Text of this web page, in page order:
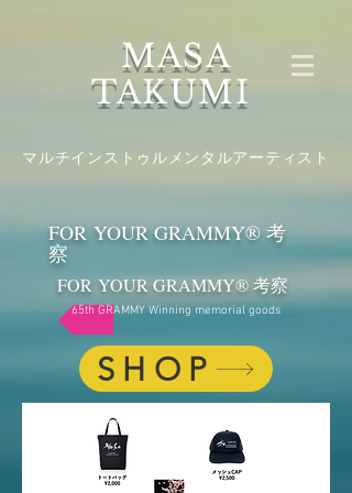
MASA
TAKUMI
マルチインストゥルメンタルアーティスト
FOR YOUR GRAMMY®︎ 考
察
FOR YOUR GRAMMY®︎ 考察
65th GRAMMY Winning memorial goods
SHOP